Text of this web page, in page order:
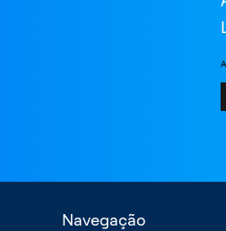
Navegação